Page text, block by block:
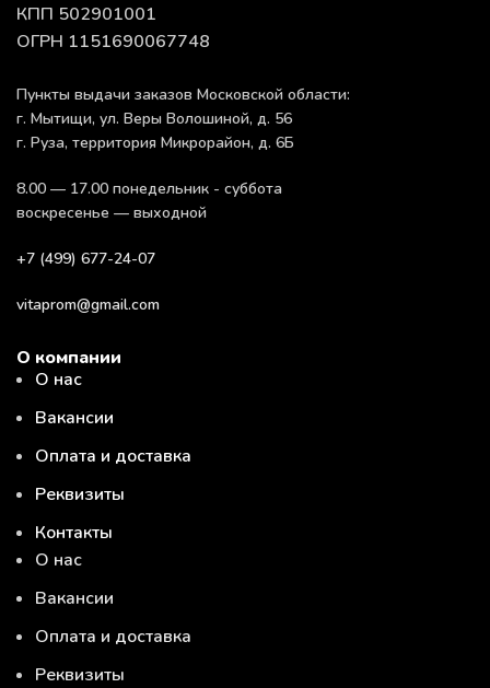
КПП 502901001
ОГРН 1151690067748
Пункты выдачи заказов Московской области:
г. Мытищи, ул. Веры Волошиной, д. 56
г. Руза, территория Микрорайон, д. 6Б
8.00 — 17.00 понедельник - суббота
воскресенье — выходной
+7 (499) 677-24-07
vitaprom@gmail.com
О компании
О нас
Вакансии
Оплата и доставка
Реквизиты
Контакты
О нас
Вакансии
Оплата и доставка
Реквизиты